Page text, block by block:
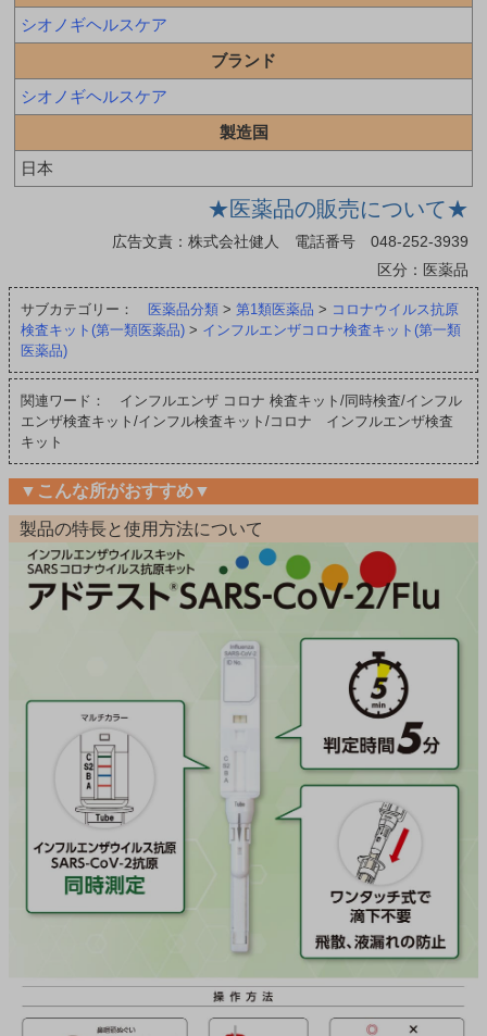
シオノギヘルスケア
ブランド
シオノギヘルスケア
製造国
日本
★医薬品の販売について★
広告文責：株式会社健人 電話番号 048-252-3939
区分：医薬品
サブカテゴリー： 医薬品分類 > 第1類医薬品 > コロナウイルス抗原
検査キット(第一類医薬品) > インフルエンザコロナ検査キット(第一類
医薬品)
関連ワード： インフルエンザ コロナ 検査キット/同時検査/インフル
エンザ検査キット/インフル検査キット/コロナ インフルエンザ検査
キット
▼こんな所がおすすめ▼
製品の特長と使用方法について